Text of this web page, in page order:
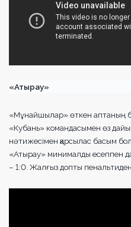
«Атырау»
«Мұнайшылар» өткен аптаның
«Кубань» командасымен өз
нәтижесімен қарсылас басым
«Атырау» минималды есеппен
– 1:0. Жалғыз допты